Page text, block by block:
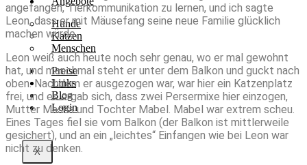
Hunde
Katzen
Menschen
Preise
Links
Blog
Login
X
angefangen, Tierkommunikation zu lernen, und ich sagte
Leon, dass er mit Mäusefang seine neue Familie glücklich
machen würde.
Leon weiß auch heute noch sehr genau, wo er mal gewohnt
hat, und manchmal steht er unter dem Balkon und guckt nach
oben. Nachdem er ausgezogen war, war hier ein Katzenplatz
frei, und es ergab sich, dass zwei Persermixe hier einzogen,
Mutter Masha und Tochter Mabel. Mabel war extrem scheu.
Eines Tages fiel sie vom Balkon (der Balkon ist mittlerweile
gesichert), und an ein „leichtes“ Einfangen wie bei Leon war
nicht zu denken.